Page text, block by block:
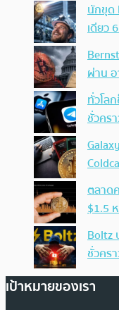
นักขุด
เดียว
ผ่าน
ทั่วโล
ชั่วคร
ตลาด
$1.5
Boltz
ชั่วคร
เป้าหมายของเรา